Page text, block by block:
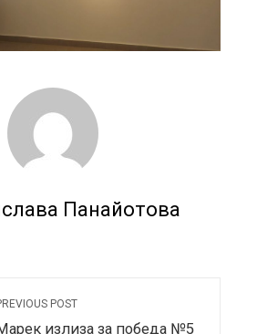
Панайотова
POST
излиза за победа №5